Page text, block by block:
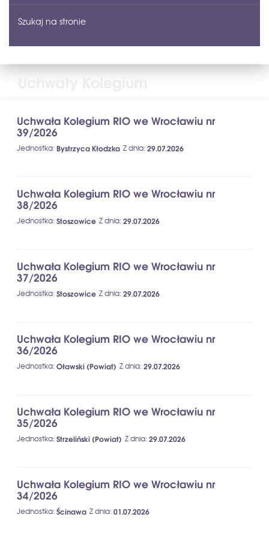
Szukaj na stronie
Uchwała Kolegium RIO we Wrocławiu nr
39/2026
Jednostka: Bystrzyca Kłodzka Z dnia: 29.07.2026
Uchwała Kolegium RIO we Wrocławiu nr
38/2026
Jednostka: Stoszowice Z dnia: 29.07.2026
Uchwała Kolegium RIO we Wrocławiu nr
37/2026
Jednostka: Stoszowice Z dnia: 29.07.2026
Uchwała Kolegium RIO we Wrocławiu nr
36/2026
Jednostka: Oławski (Powiat) Z dnia: 29.07.2026
Uchwała Kolegium RIO we Wrocławiu nr
35/2026
Jednostka: Strzeliński (Powiat) Z dnia: 29.07.2026
Uchwała Kolegium RIO we Wrocławiu nr
34/2026
Jednostka: Ścinawa Z dnia: 01.07.2026